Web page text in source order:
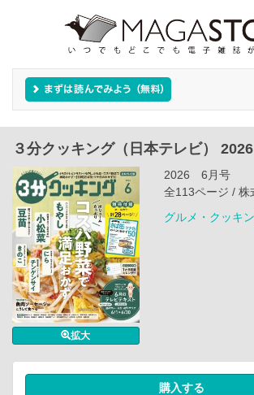
３分クッキング（日本テレビ）
拡大
2026 6月号
全113ページ / 株
グルメ・クッキ
購入する